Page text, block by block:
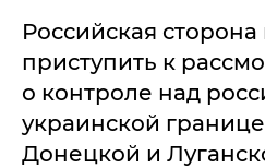
Российская
приступить к
о контроле над
украинской
Донецкой и